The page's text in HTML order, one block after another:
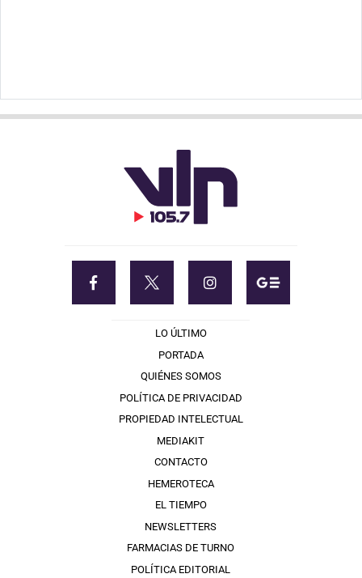
LO ÚLTIMO
PORTADA
QUIÉNES SOMOS
POLÍTICA DE PRIVACIDAD
PROPIEDAD INTELECTUAL
MEDIAKIT
CONTACTO
HEMEROTECA
EL TIEMPO
NEWSLETTERS
FARMACIAS DE TURNO
POLÍTICA EDITORIAL